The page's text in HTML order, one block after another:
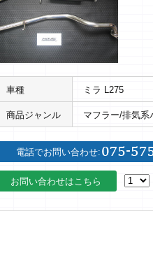
車種 ミラ L275
商品ジャンル マフラー/排気系
電話でお問い合わせ:
お問い合わせはこちら